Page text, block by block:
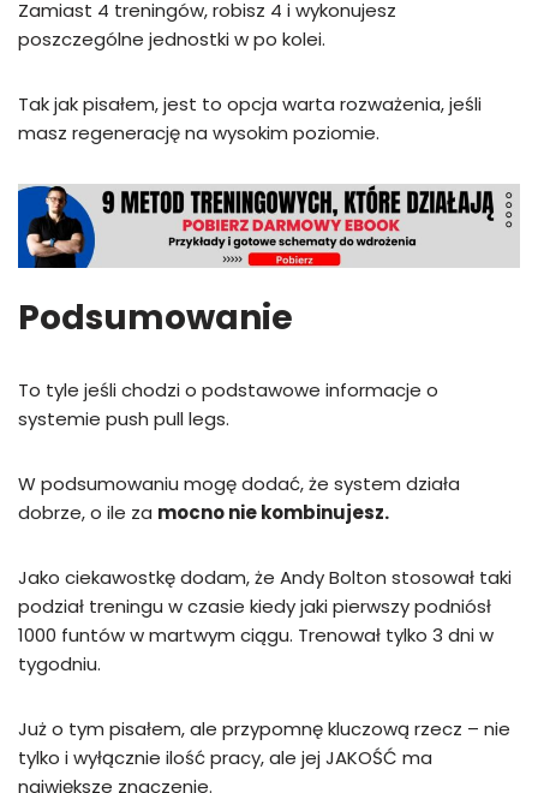
Zamiast 4 treningów, robisz 4 i wykonujesz
poszczególne jednostki w po kolei.
Tak jak pisałem, jest to opcja warta rozważenia, jeśli
masz regenerację na wysokim poziomie.
Podsumowanie
To tyle jeśli chodzi o podstawowe informacje o
systemie push pull legs.
W podsumowaniu mogę dodać, że system działa
dobrze, o ile za mocno nie kombinujesz.
Jako ciekawostkę dodam, że Andy Bolton stosował taki
podział treningu w czasie kiedy jaki pierwszy podniósł
1000 funtów w martwym ciągu. Trenował tylko 3 dni w
tygodniu.
Już o tym pisałem, ale przypomnę kluczową rzecz – nie
tylko i wyłącznie ilość pracy, ale jej JAKOŚĆ ma
największe znaczenie.